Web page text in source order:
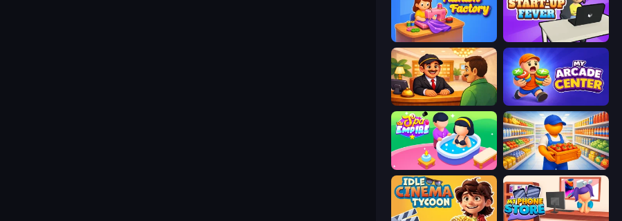
Fashion Factory StartUp Fever
My Arcade Center
Spa Empire Supermarket Manager